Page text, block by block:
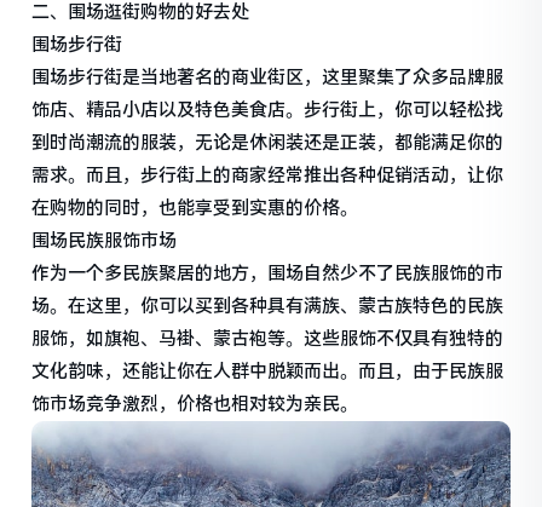
二、围场逛街购物的好去处
围场步行街
围场步行街是当地著名的商业街区，这里聚集了众多品牌服
饰店、精品小店以及特色美食店。步行街上，你可以轻松找
到时尚潮流的服装，无论是休闲装还是正装，都能满足你的
需求。而且，步行街上的商家经常推出各种促销活动，让你
在购物的同时，也能享受到实惠的价格。
围场民族服饰市场
作为一个多民族聚居的地方，围场自然少不了民族服饰的市
场。在这里，你可以买到各种具有满族、蒙古族特色的民族
服饰，如旗袍、马褂、蒙古袍等。这些服饰不仅具有独特的
文化韵味，还能让你在人群中脱颖而出。而且，由于民族服
饰市场竞争激烈，价格也相对较为亲民。